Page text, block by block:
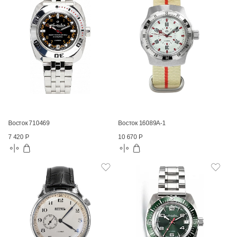
Восток 710469
7 420 Р
Восток 16089А-1
10 670 Р